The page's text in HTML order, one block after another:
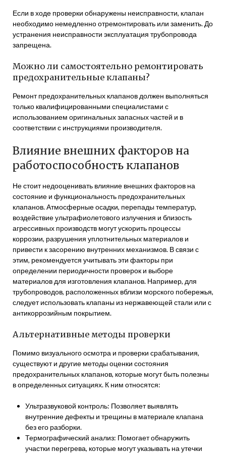
Если в ходе проверки обнаружены неисправности, клапан
необходимо немедленно отремонтировать или заменить. До
устранения неисправности эксплуатация трубопровода
запрещена.
Можно ли самостоятельно ремонтировать
предохранительные клапаны?
Ремонт предохранительных клапанов должен выполняться
только квалифицированными специалистами с
использованием оригинальных запасных частей и в
соответствии с инструкциями производителя.
Влияние внешних факторов на
работоспособность клапанов
Не стоит недооценивать влияние внешних факторов на
состояние и функциональность предохранительных
клапанов. Атмосферные осадки, перепады температур,
воздействие ультрафиолетового излучения и близость
агрессивных производств могут ускорить процессы
коррозии, разрушения уплотнительных материалов и
привести к засорению внутренних механизмов. В связи с
этим, рекомендуется учитывать эти факторы при
определении периодичности проверок и выборе
материалов для изготовления клапанов. Например, для
трубопроводов, расположенных вблизи морского побережья,
следует использовать клапаны из нержавеющей стали или с
антикоррозийным покрытием.
Альтернативные методы проверки
Помимо визуального осмотра и проверки срабатывания,
существуют и другие методы оценки состояния
предохранительных клапанов, которые могут быть полезны
в определенных ситуациях. К ним относятся:
Ультразвуковой контроль: Позволяет выявлять
внутренние дефекты и трещины в материале клапана
без его разборки.
Термографический анализ: Помогает обнаружить
участки перегрева, которые могут указывать на утечки